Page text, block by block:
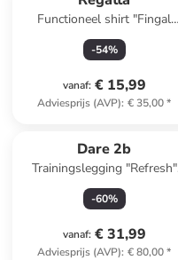
Functioneel shirt "Fingal
Edition" mintgroen
-54%
vanaf: € 15,99
Adviesprijs (AVP): € 35,00*
Dare 2b
Trainingslegging "Refresh"
zwart
-60%
vanaf: € 31,99
Adviesprijs (AVP): € 80,00*